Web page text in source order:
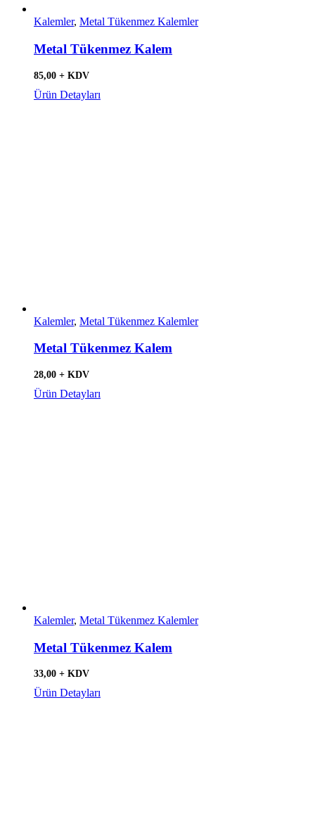
Kalemler, Metal Tükenmez Kalemler
Metal Tükenmez Kalem
85,00 + KDV
Ürün Detayları
Kalemler, Metal Tükenmez Kalemler
Metal Tükenmez Kalem
28,00 + KDV
Ürün Detayları
Kalemler, Metal Tükenmez Kalemler
Metal Tükenmez Kalem
33,00 + KDV
Ürün Detayları